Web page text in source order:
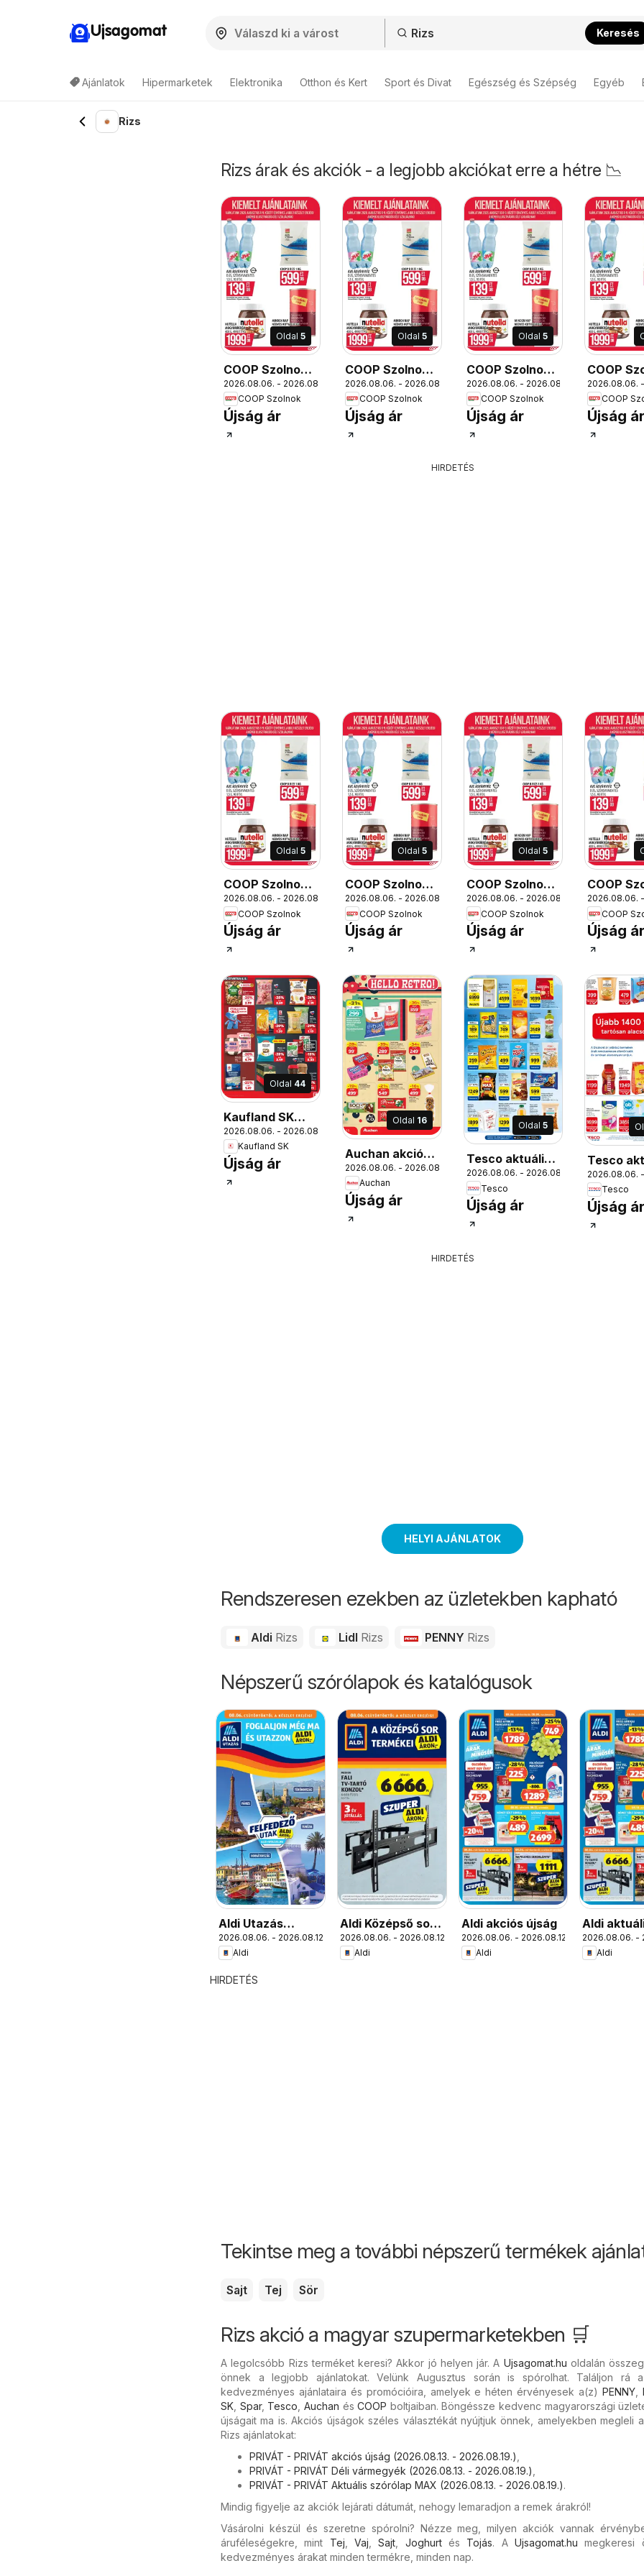
Ujsagomat Keresés
Ajánlatok Hipermarketek Elektronika Otthon és Kert Sport és Divat Egészség és Szépség Egyéb
Rizs
Rizs árak és akciók - a legjobb akciókat erre a hétre 📉
Oldal 5
COOP Szolnok
akciós újság
Szolnok
2026.08.06. - 2026.08.12.
COOP Szolnok
Újság ár
Oldal 5
COOP Szolnok
akciós újság
Debrecen
2026.08.06. - 2026.08.12.
COOP Szolnok
Újság ár
Oldal5
COOP Szolnok
akciós újság
Békésszentandrás
2026.08.06. - 2026.08.12.
COOP Szolnok
Újság ár
COOP
akciós
2026.08.06.
COOP
Újság
HIRDETÉS
Oldal 5
COOP Szolnok
akciós újság
Monorierdő
2026.08.06. - 2026.08.12.
COOP Szolnok
Újság ár
Oldal 5
COOP Szolnok
akciós újság
Nagyszentjános
2026.08.06. - 2026.08.12.
COOP Szolnok
Újság ár
Oldal5
COOP Szolnok
akciós újság
Szákszend
2026.08.06. - 2026.08.12.
COOP Szolnok
Újság ár
COOP
akciós
2026.08.06.
COOP
Újság
Oldal 44
Kaufland SK
akciós újság
2026.08.06. - 2026.08.12.
Kaufland SK
Újság ár
Oldal 16
Auchan akciós
újság
2026.08.06. - 2026.08.12.
Auchan
Újság ár
Oldal5
Tesco aktuális
akciós újság
2026.08.06. - 2026.08.12.
Tesco
Újság ár
Tesco
akciós
2026.08.06.
Tesco
Újság
HIRDETÉS
HELYI AJÁNLATOK
Rendszeresen ezekben az üzletekben kapható
Aldi Rizs Lidl Rizs PENNY Rizs
Népszerű szórólapok és katalógusok
Aldi Utazás
katalógus
2026.08.06. - 2026.08.12.
Aldi
Aldi Középső sor
termékei
2026.08.06. - 2026.08.12.
Aldi
Aldi akciós újság
2026.08.06. - 2026.08.12.
Aldi
Aldi
akciós
2026.08.06. -
Aldi
HIRDETÉS
Tekintse meg a további népszerű termékek
Sajt Tej Sör
Rizs akció a magyar szupermarketekben 🛒
A legolcsóbb Rizs terméket keresi? Akkor jó helyen jár. A Ujsagomat.hu oldalán
önnek a legjobb ajánlatokat. Velünk Augusztus során is spórolhat. Találjon rá
kedvezményes ajánlataira és promócióira, amelyek e héten érvényesek a(z)PENNY ,
SK Spar, Tesco Auchan ésCOOP boltjaiban. Böngéssze kedvenc magyarországi
újságait ma is. Akciós újságok széles választékát nyújtjuk önnek, amelyekben megleli
Rizs ajánlatokat:
PRIVÁT - PRIVÁT akciós újság (2026.08.13. - 2026.08.19.)
PRIVÁT - PRIVÁT Déli vármegyék (2026.08.13. - 2026.08.19.)
PRIVÁT - PRIVÁT Aktuális szórólap MAX (2026.08.13. - 2026.08.19.).
Mindig figyelje az akciók lejárati dátumát, nehogy lemaradjon a remek árakról!
Vásárolni készül és szeretne spórolni? Nézze meg, milyen akciók vannak
áruféleségekre, mint Tej ,Vaj ,Sajt Joghurtés Tojás. AUjsagomat.hu megkeresi
kedvezményes árakat minden termékre, minden nap.